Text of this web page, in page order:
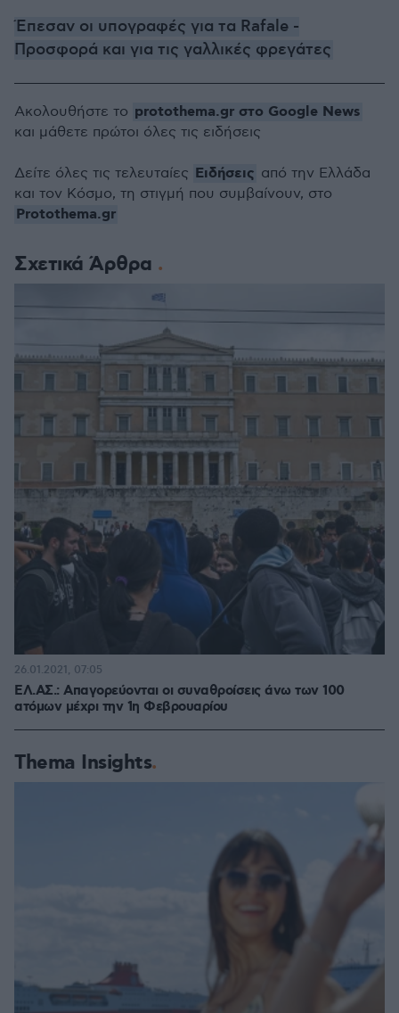
Έπεσαν οι υπογραφές για τα Rafale -
Προσφορά και για τις γαλλικές φρεγάτες
Σχετικά Άρθρα
ΕΛ.ΑΣ.: Απαγορεύονται οι συναθροίσεις άνω των 100
ατόμων μέχρι την 1η Φεβρουαρίου
26.01.2021, 07:05
Thema Insights
Ακολουθήστε το protothema.gr στο Google News
και μάθετε πρώτοι όλες τις ειδήσεις
Δείτε όλες τις τελευταίες Ειδήσεις από την Ελλάδα
και τον Κόσμο, τη στιγμή που συμβαίνουν, στο
Protothema.gr